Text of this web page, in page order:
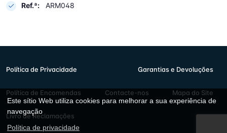
Ref.ª: ARM048
Política de Privacidade Garantias e Devoluções
Política de Encomendas Contacte-nos Mapa do Site
Livro de Reclamações
Este sítio Web utiliza cookies para melhorar a sua experiência de
navegação
Política de privacidade